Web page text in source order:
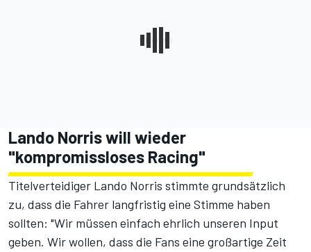
Lando Norris will wieder
"kompromissloses Racing"
Titelverteidiger Lando Norris stimmte grundsätzlich
zu, dass die Fahrer langfristig eine Stimme haben
sollten: "Wir müssen einfach ehrlich unseren Input
geben. Wir wollen, dass die Fans eine großartige Zeit